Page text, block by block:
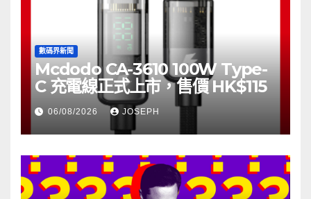
數碼界新聞
Mcdodo CA-3610 100W Type-
C 充電線正式上市，售價 HK$115
06/08/2026 JOSEPH